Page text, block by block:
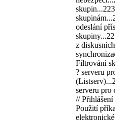
odeslání
z
Filtrování
? serveru
serveru pro
// Přihlášení
Použití